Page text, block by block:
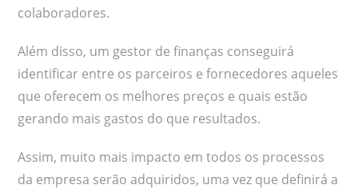
colaboradores.
Além disso, um gestor de finanças conseguirá
identificar entre os parceiros e fornecedores aqueles
que oferecem os melhores preços e quais estão
gerando mais gastos do que resultados.
Assim, muito mais impacto em todos os processos
da empresa serão adquiridos, uma vez que definirá a